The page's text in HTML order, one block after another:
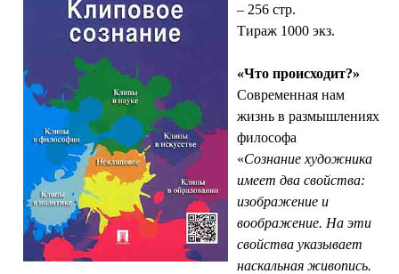
– 256 стр.
Тираж 1000 экз.
«Что происходит?»
Современная нам
жизнь в размышлениях
философа
«Сознание художника
имеет два свойства:
изображение и
воображение. На эти
свойства указывает
наскальная живопись.